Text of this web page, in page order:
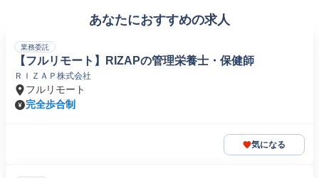
あなたにおすすめの求人
業務委託
【フルリモート】RIZAPの管理栄養士・保健師
ＲＩＺＡＰ株式会社
フルリモート
完全歩合制
気になる